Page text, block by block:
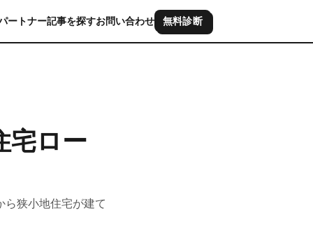
ートナー記事を探すお問い合わせ 無料診断
宅ロー
狭小地住宅が建て